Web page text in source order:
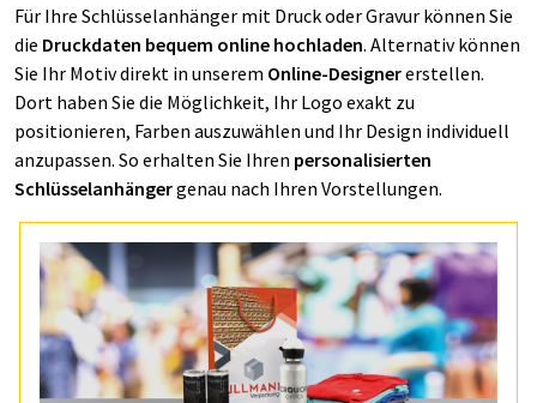
Für Ihre Schlüsselanhänger mit Druck oder Gravur können Sie
die Druckdaten bequem online hochladen. Alternativ können
Sie Ihr Motiv direkt in unserem Online-Designererstellen.
Dort haben Sie die Möglichkeit, Ihr Logo exakt zu
positionieren, Farben auszuwählen und Ihr Design individuell
anzupassen. So erhalten Sie Ihren personalisierten
Schlüsselanhängergenau nach Ihren Vorstellungen.